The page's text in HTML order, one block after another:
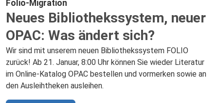
Folio-Migration
Neues Bibliothekssystem, neuer
OPAC: Was ändert sich?
Wir sind mit unserem neuen Bibliothekssystem FOLIO
zurück! Ab 21. Januar, 8:00 Uhr können Sie wieder Literatur
im Online-Katalog OPAC bestellen und vormerken sowie an
den Ausleihtheken ausleihen.